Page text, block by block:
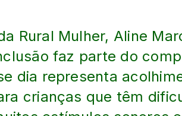
Rural Mulher, Aline
faz parte do
dia representa
crianças que têm